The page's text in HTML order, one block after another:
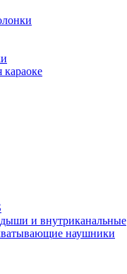
и внутриканальные
наушники